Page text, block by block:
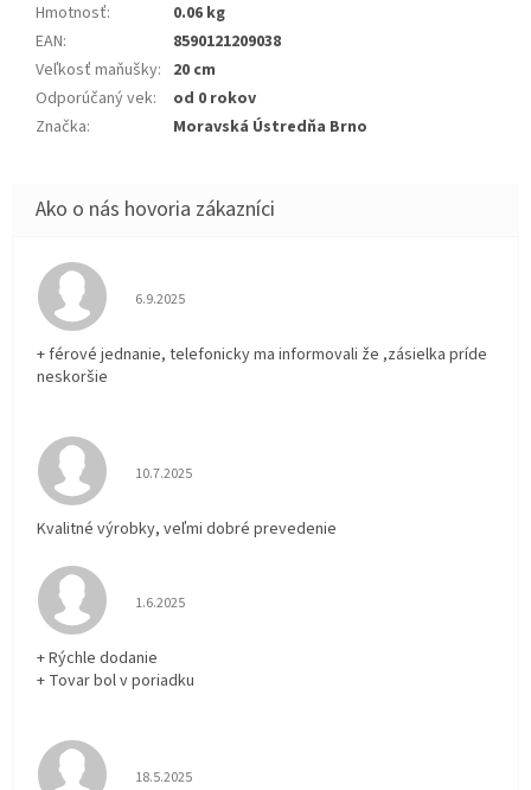
Hmotnosť:
0.06 kg
EAN:
8590121209038
Veľkosť maňušky: 20 cm
Odporúčaný vek:
od 0 rokov
Značka: Moravská Ústredňa Brno
Hodnotenie obchodu je 5 z 5 hviezdičiek.
6.9.2025
+ férové jednanie, telefonicky ma informovali že ,zásielka príde
neskoršie
Hodnotenie obchodu je 5 z 5 hviezdičiek.
10.7.2025
Kvalitné výrobky, veľmi dobré prevedenie
Hodnotenie obchodu je 5 z 5 hviezdičiek.
1.6.2025
+ Rýchle dodanie
+ Tovar bol v poriadku
Hodnotenie obchodu je 5 z 5 hviezdičiek.
18.5.2025